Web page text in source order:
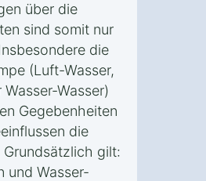
über die
sind somit nur
die
(Luft-Wasser,
Wasser)
Gegebenheiten
die
gilt:
und Wasser-